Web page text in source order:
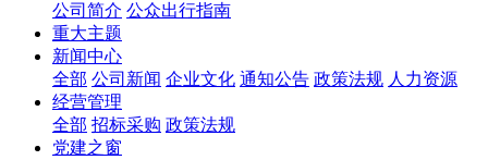
公司简介 公众出行指南
重大主题
新闻中心
全部 公司新闻 企业文化 通知公告 政策法规 人力资源
经营管理
全部 招标采购 政策法规
党建之窗